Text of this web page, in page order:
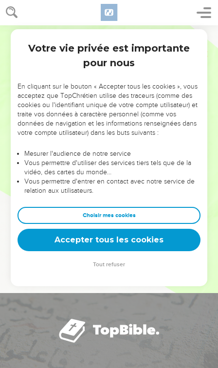
NE MANQUEZ PAS L’ÉVÉNEMENT
DE L’ANNÉE !
ET SI LEURS ERREURS POUVAIENT VOUS ÉVITER LES
VOTRES ?
leur foi ou leur vision. Mais on voit moins les doutes, les erreurs
et les saisons difficiles qu'ils ont traversés, alors même que ce
sont elles qui les ont façonnés.
Dans cette conférence, leaders, entrepreneurs, et responsables
clés pour avancer avec plus de sagesse afin que leurs erreurs
deviennent vos tremplins. Que vous guidiez un ministère, une
équipe, un groupe ou une famille, leur expérience est faite
Votre vie privée est importante
pour nous
En cliquant sur le bouton « Accepter tous les cookies », vous
acceptez que TopChrétien utilise des traceurs (comme des
cookies ou l'identifiant unique de votre compte utilisateur) et
traite vos données à caractère personnel (comme vos
données de navigation et les informations renseignées dans
votre compte utilisateur) dans les buts suivants :
Mesurer l'audience de notre service
Vous permettre d'utiliser des services tiers tels que de la
vidéo, des cartes du monde…
Vous permettre d'entrer en contact avec notre service de
relation aux utilisateurs.
Choisir mes cookies
Accepter tous les cookies
Tout refuser